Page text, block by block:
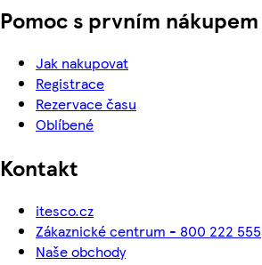
Pomoc s prvním nákupem
Jak nakupovat
Registrace
Rezervace času
Oblíbené
Kontakt
itesco.cz
Zákaznické centrum - 800 222 555
Naše obchody